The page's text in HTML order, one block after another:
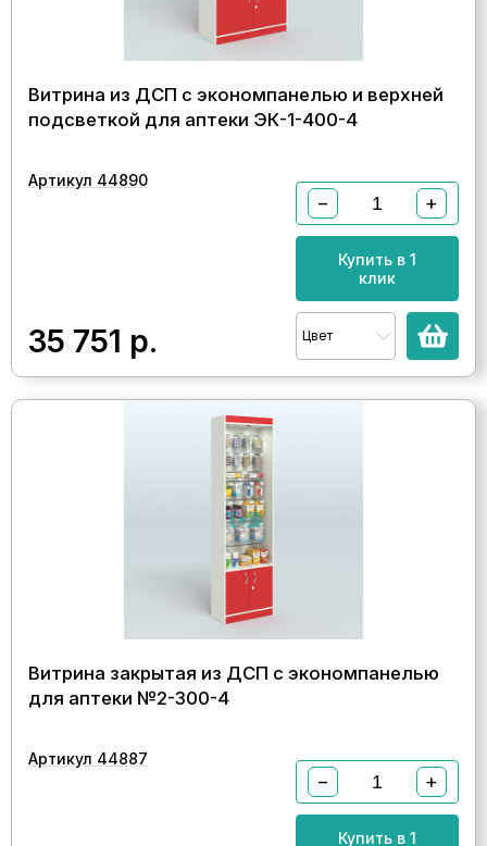
Витрина из ДСП с экономпанелью и верхней
подсветкой для аптеки ЭК-1-400-4
Артикул 44890
35 751 р.
− +
Купить в 1
клик
Цвет
Витрина закрытая из ДСП с экономпанелью
для аптеки №2-300-4
Артикул 44887
− +
Купить в 1